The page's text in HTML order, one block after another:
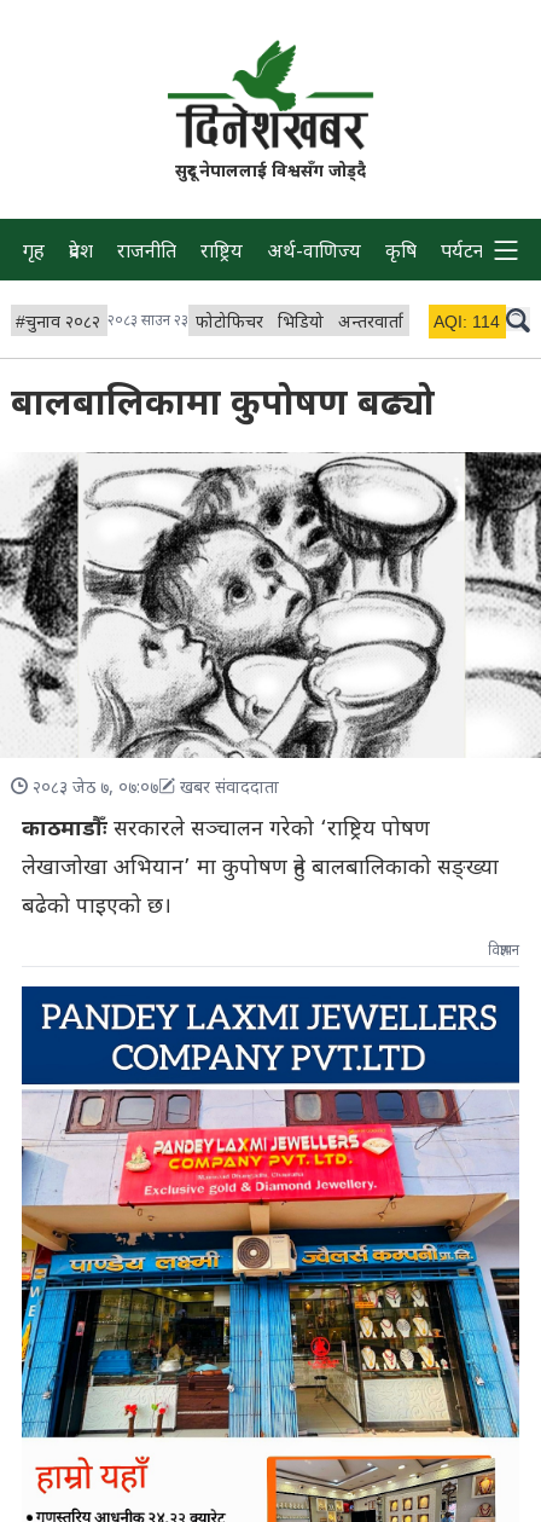
सुदूर नेपाललाई विश्वसँग जोड्दै
गृह प्रदेश राजनीति राष्ट्रिय अर्थ-वाणिज्य कृषि पर्यटन प्रवास
#चुनाव २०८२ २०८३ साउन २३ फोटोफिचर भिडियो अन्तरवार्ता विचार/ब्लग
AQI: 114
बालबालिकामा कुपोषण बढ्यो
२०८३ जेठ ७, ०७:०७ खबर संवाददाता
काठमाडौँःसरकारले सञ्चालन गरेको ‘राष्ट्रिय पोषण
लेखाजोखा अभियान’ मा कुपोषण हुने बालबालिकाको सङ्ख्या
बढेको पाइएको छ।
विज्ञापन